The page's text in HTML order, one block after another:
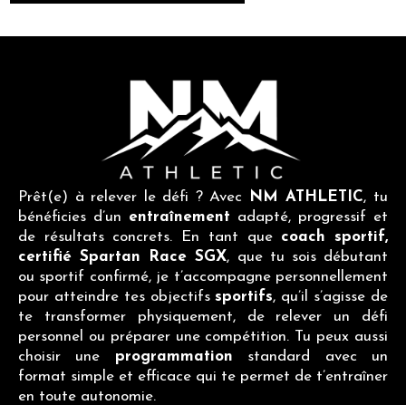
Prêt(e) à relever le défi ? Avec NM ATHLETIC, tu
bénéficies d’un entraînement adapté, progressif et
de résultats concrets. En tant que coach
sportif,
certifié Spartan Race SGX, que tu sois débutant
ou sportif confirmé, je t’accompagne personnellement
pour atteindre tes objectifssportifs, qu’il s’agisse de
te transformer physiquement, de relever un défi
personnel ou préparer une compétition. Tu peux aussi
choisir une programmation standard avec un
format simple et efficace qui te permet de t’entraîner
en toute autonomie.